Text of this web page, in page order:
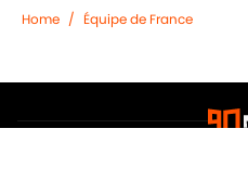
Home / Équipe de France